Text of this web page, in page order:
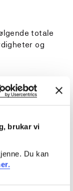
brukar vi
Du kan
totale
og
til
av
behov og